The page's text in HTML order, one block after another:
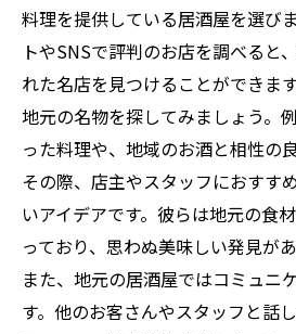
料理を提供している居酒屋を選び
トやSNSで評判のお店を調べると
れた名店を見つけることができま
地元の名物を探してみましょう。
った料理や、地域のお酒と相性の
その際、店主やスタッフにおすす
いアイデアです。彼らは地元の食
っており、思わぬ美味しい発見が
また、地元の居酒屋ではコミュニ
す。他のお客さんやスタッフと話